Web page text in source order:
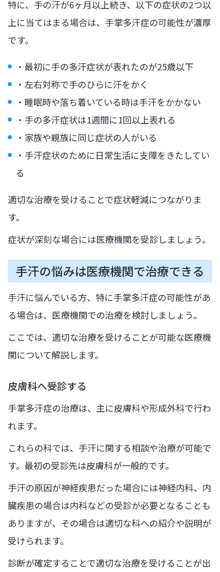
特に、手の汗が6ヶ月以上続き、以下の症状の2つ以
上に当てはまる場合は、手掌多汗症の可能性が濃厚
です。
・最初に手の多汗症状が表れたのが25歳以下
・左右対称で手のひらに汗をかく
・睡眠時や落ち着いている時は手汗をかかない
・手の多汗症状は1週間に1回以上表れる
・家族や親族に同じ症状の人がいる
・手汗症状のために日常生活に支障をきたしてい
る
適切な治療を受けることで症状軽減につながりま
す。
症状が深刻な場合には医療機関を受診しましょう。
手汗の悩みは医療機関で治療できる
手汗に悩んでいる方、特に手掌多汗症の可能性があ
る場合は、医療機関での治療を検討しましょう。
ここでは、適切な治療を受けることが可能な医療機
関について解説します。
皮膚科へ受診する
手掌多汗症の治療は、主に皮膚科や形成外科で行わ
れます。
これらの科では、手汗に関する相談や治療が可能で
す。最初の受診先は皮膚科が一般的です。
手汗の原因が神経疾患だった場合には神経内科、内
臓疾患の場合は内科などの受診が必要となることも
ありますが、その場合は適切な科への紹介や説明が
受けられます。
診断が確定することで適切な治療を受けることが出